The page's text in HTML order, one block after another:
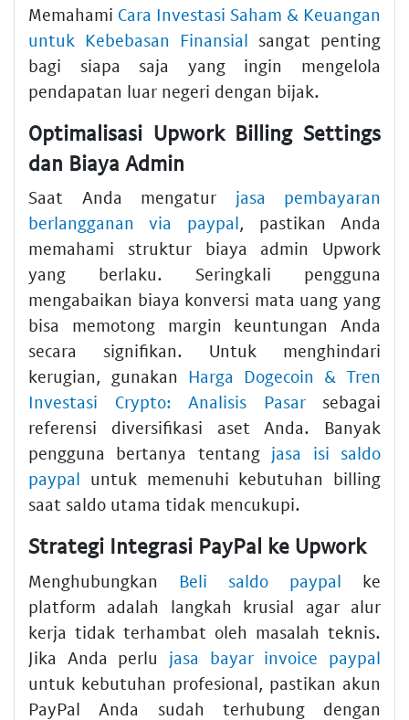
Memahami Cara Investasi Saham & Keuangan
untuk Kebebasan Finansial sangat penting
bagi siapa saja yang ingin mengelola
pendapatan luar negeri dengan bijak.
Optimalisasi Upwork Billing Settings
dan Biaya Admin
Saat Anda mengatur jasa pembayaran
berlangganan via paypal, pastikan Anda
memahami struktur biaya admin Upwork
yang berlaku. Seringkali pengguna
mengabaikan biaya konversi mata uang yang
bisa memotong margin keuntungan Anda
secara signifikan. Untuk menghindari
kerugian, gunakan Harga Dogecoin & Tren
Investasi Crypto: Analisis Pasarsebagai
referensi diversifikasi aset Anda. Banyak
pengguna bertanya tentang jasa isi saldo
paypal untuk memenuhi kebutuhan billing
saat saldo utama tidak mencukupi.
Strategi Integrasi PayPal ke Upwork
Menghubungkan Beli saldo paypal ke
platform adalah langkah krusial agar alur
kerja tidak terhambat oleh masalah teknis.
Jika Anda perlu jasa bayar invoice paypal
untuk kebutuhan profesional, pastikan akun
PayPal Anda sudah terhubung dengan